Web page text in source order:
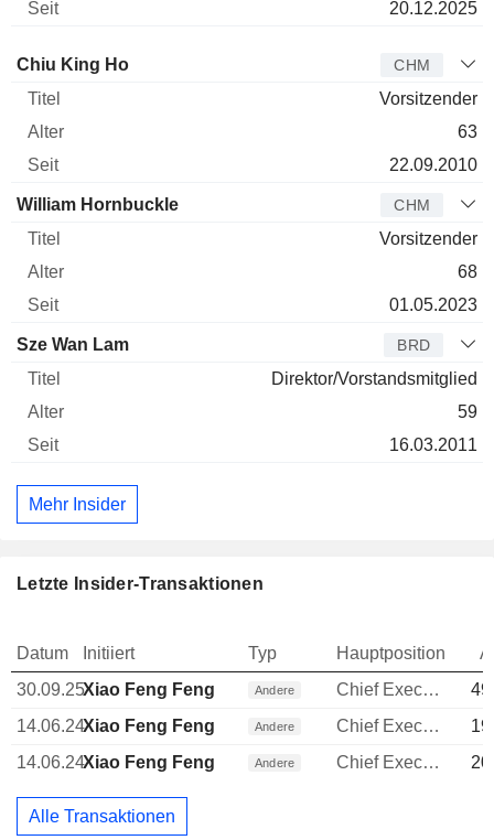
20.12.2025
Verwaltungsratsmitglied
Chiu King Ho CHM
Vorsitzender
63
22.09.2010
William Hornbuckle CHM
Vorsitzender
68
01.05.2023
Sze Wan Lam BRD
Direktor/Vorstandsmitglied
59
16.03.2011
Mehr Insider
Letzte Insider-Transaktionen
Datum Initiiert Typ Hauptposition
30.09.25Xiao Feng Feng Andere Chief Executive Officer (CEO)
14.06.24Xiao Feng Feng Andere Chief Executive Officer (CEO)
14.06.24Xiao Feng Feng Andere Chief Executive Officer (CEO)
Alle Transaktionen